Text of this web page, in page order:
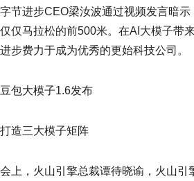
字节进步CEO梁汝波通过视频发言暗示
仅仅马拉松的前500米。在AI大模子带
进步费力于成为优秀的更始科技公司。
豆包大模子1.6发布
打造三大模子矩阵
会上，火山引擎总裁谭待晓谕，火山引